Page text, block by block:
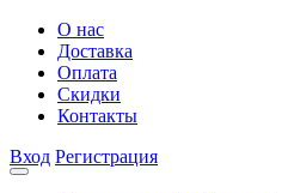
О нас
Доставка
Оплата
Скидки
Контакты
Вход Регистрация